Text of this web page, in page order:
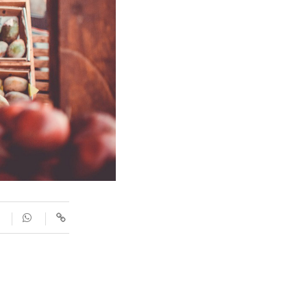
SUPLEMENTS
Fotogaleries
9magazín
Agenda
Blogosfera